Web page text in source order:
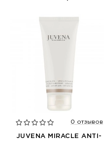
0 отзывов
JUVENA MIRACLE ANTI-